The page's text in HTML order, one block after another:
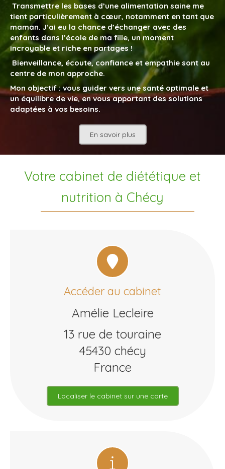
Transmettre les bases d’une alimentation saine me
tient particulièrement à cœur, notamment en tant que
maman. J’ai eu la chance d’échanger avec des
enfants dans l’école de ma fille, un moment
incroyable et riche en partages !
Bienveillance, écoute, confiance et empathie sont au
centre de mon approche.
Mon objectif : vous guider vers une santé optimale et
un équilibre de vie, en vous apportant des solutions
adaptées à vos besoins.
En savoir plus
Votre cabinet de diététique et
nutrition à Chécy
Accéder au cabinet
Amélie Lecleire
13 rue de touraine
45430 chécy
France
Localiser le cabinet sur une carte